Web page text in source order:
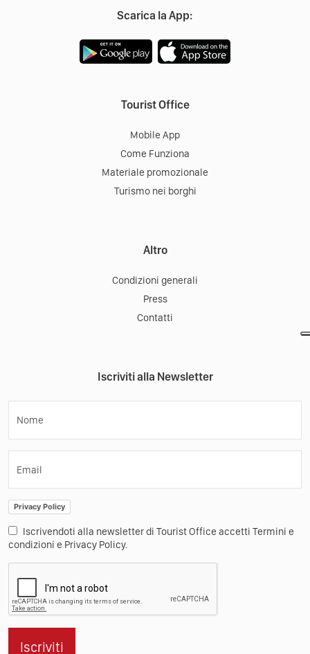
Scarica la App:
Tourist Office
Mobile App
Come Funziona
Materiale promozionale
Turismo nei borghi
Altro
Condizioni generali
Press
Contatti
Iscriviti alla Newsletter
Nome
Email
Privacy Policy
Iscrivendoti alla newsletter di Tourist Office accetti Termini e
condizioni e Privacy Policy.
Iscriviti